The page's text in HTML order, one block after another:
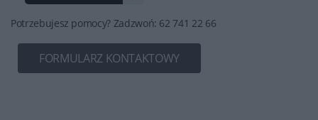
Potrzebujesz pomocy? Zadzwoń: 62 741 22 66
FORMULARZ KONTAKTOWY